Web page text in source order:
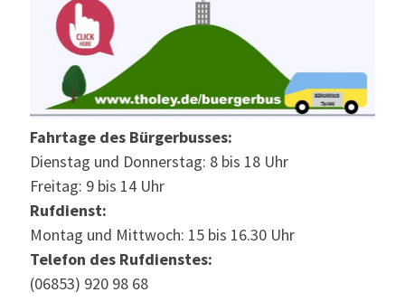
Fahrtage des Bürgerbusses:
Dienstag und Donnerstag: 8 bis 18 Uhr
Freitag: 9 bis 14 Uhr
Rufdienst:
Montag und Mittwoch: 15 bis 16.30 Uhr
Telefon des Rufdienstes:
(06853) 920 98 68